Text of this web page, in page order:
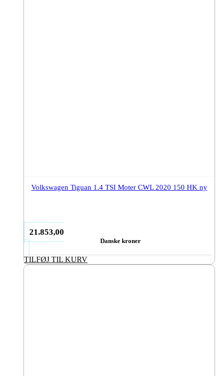
Volkswagen Tiguan 1.4 TSI Moter CWL 2020 150 HK ny
21.853,00
Danske kroner
TILFØJ TIL KURV